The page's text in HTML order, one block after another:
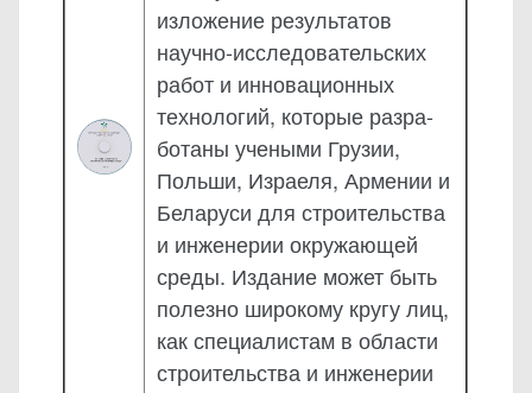
изложение результатов
научно-исследовательских
работ и инновационных
техно­логий, которые разра­
ботаны учеными Грузии,
Польши, Израеля, Армении и
Беларуси для строительства
и инженерии окружающей
среды. Издание может быть
полезно широкому кругу лиц,
как специалистам в области
строительства и инженерии